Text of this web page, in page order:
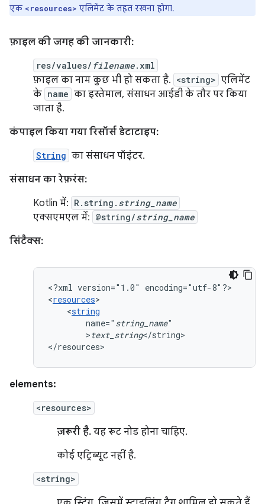
एक <resources> एलिमेंट के तहत रखना होगा.
फ़ाइल की जगह की जानकारी:
res/values/ filename.xml
फ़ाइल का नाम कुछ भी हो सकता है. <string> एलिमेंट
के name का इस्तेमाल, संसाधन आईडी के तौर पर किया
जाता है.
कंपाइल किया गया रिसॉर्स डेटाटाइप:
String का संसाधन पॉइंटर.
संसाधन का रेफ़रंस:
Kotlin में: R.string. string_name
एक्सएमएल में: @string/string_name
सिंटैक्स:
<?xml version="1.0"
encoding="utf-8"?>
<resources
<string
name=" string_name
>text_string</string>
</resources>
elements:
<resources>
ज़रूरी है. यह रूट नोड होना चाहिए.
कोई एट्रिब्यूट नहीं है.
<string>